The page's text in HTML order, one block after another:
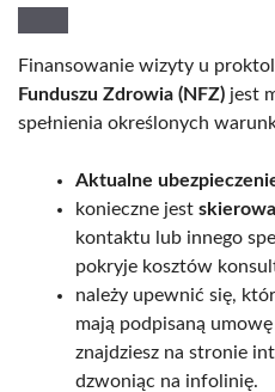
Finansowanie wizyty u
Funduszu Zdrowia (NFZ) jest
spełnienia określonych
Aktualne
konieczne jest
kontaktu lub innego
pokryje kosztów
należy upewnić się,
mają podpisaną
znajdziesz na stronie
dzwoniąc na infolinię.